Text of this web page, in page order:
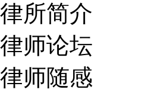
律所简介
律师论坛
律师随感